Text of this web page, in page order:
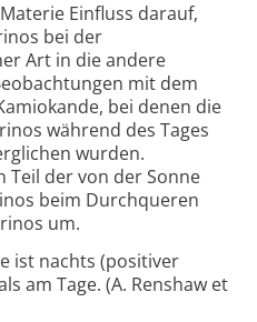
Einfluss darauf,
bei der
Art in die andere
mit dem
bei denen die
während des Tages
wurden.
Teil der von der Sonne
beim Durchqueren
um.
ist nachts (positiver
am Tage. (A. Renshaw et